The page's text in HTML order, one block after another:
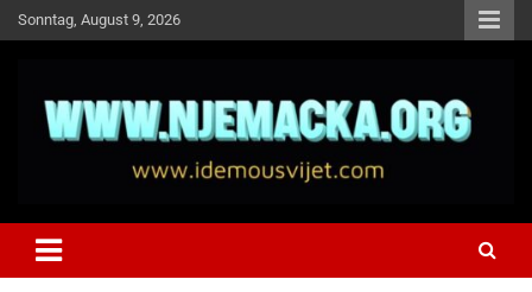
Skip
to
Sonntag, August 9, 2026
Idemo u Svijet-Njemacka!